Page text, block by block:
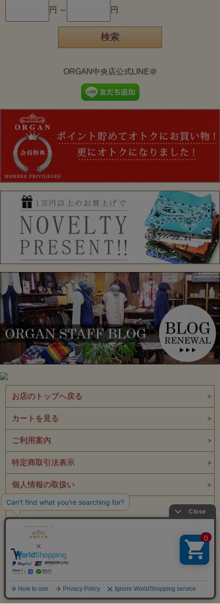
円 ～
円
ORGAN中央店公式LINE＠
お店のトップへ戻る
カートを見る
ご利用案内
特定商取引法表示
個人情報の取扱い
サイトマップ
メルマガ登録
お問い合わせ
Copyright JAH-HAZE.Co. All Right Reserved.